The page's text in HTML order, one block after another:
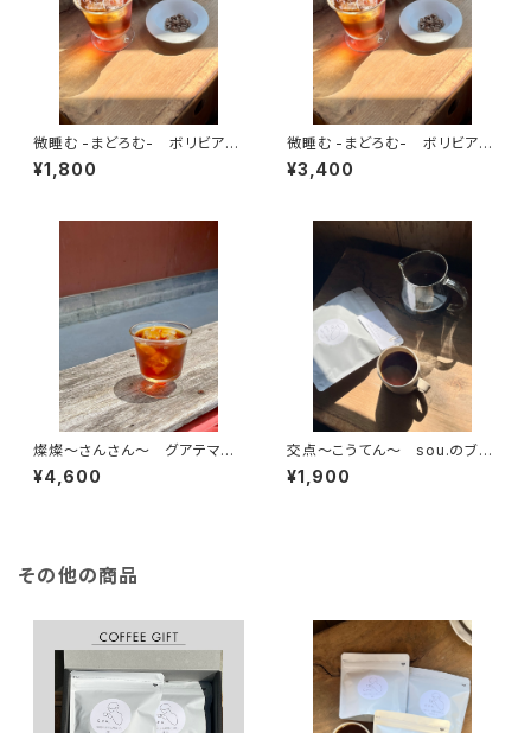
微睡む -まどろむ- ボリビア
センダ・サルヴァヘ ジャバ ウ
ォッシュド 中浅煎り【100ｇ】
¥1,800
微睡む -まどろむ- ボリビア
センダ・サルヴァヘ ジャバ ウ
ォッシュド 中浅煎り【200ｇ】
¥3,400
燦燦～さんさん～ グアテマ
ラ ラ・ベイヤ パカマラ ウォ
ッシュド 中煎り【400ｇ】
¥4,600
交点～こうてん～ sou.のブレ
ンド【200ｇ】
¥1,900
その他の商品